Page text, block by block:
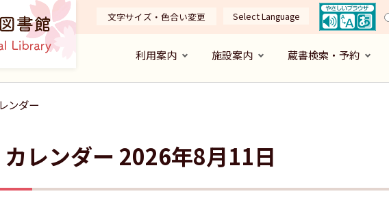
文字サイズ・色合い変更 Select Language
利用案内 施設案内 蔵書検索・予約
ンダー
レンダー 2026年8月11日